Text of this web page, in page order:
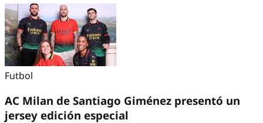
Futbol
AC Milan de Santiago Giménez presentó un
jersey edición especial